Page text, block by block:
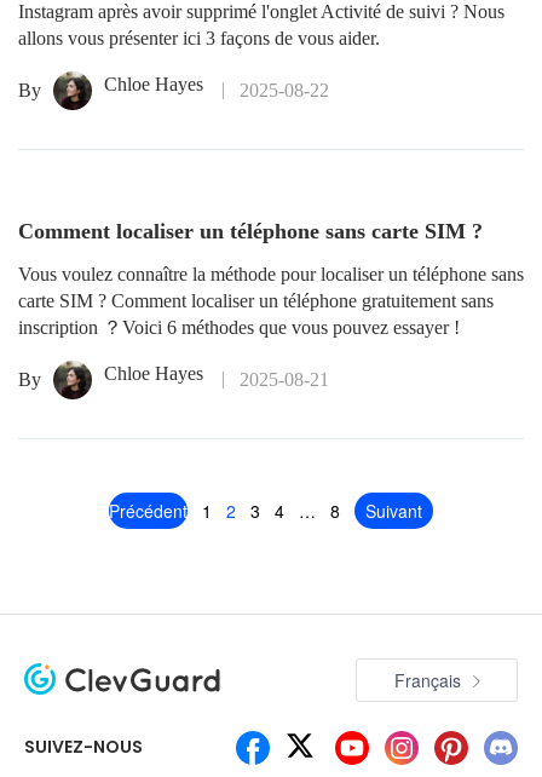
Instagram après avoir supprimé l'onglet Activité de suivi ? Nous
allons vous présenter ici 3 façons de vous aider.
By Chloe Hayes 2025-08-22
Comment localiser un téléphone sans carte SIM ?
Vous voulez connaître la méthode pour localiser un téléphone sans
carte SIM ? Comment localiser un téléphone gratuitement sans
inscription ？Voici 6 méthodes que vous pouvez essayer !
By Chloe Hayes 2025-08-21
Précédent 1 2 3 4 … 8 Suivant
SUIVEZ-NOUS
Français